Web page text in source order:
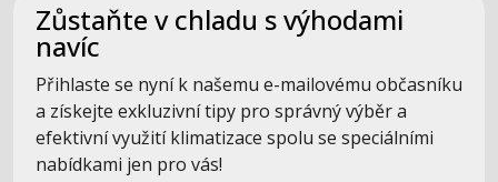
Zůstaňte v chladu s výhodami
navíc
Přihlaste se nyní k našemu e-mailovému občasníku
a získejte exkluzivní tipy pro správný výběr a
efektivní využití klimatizace spolu se speciálními
nabídkami jen pro vás!